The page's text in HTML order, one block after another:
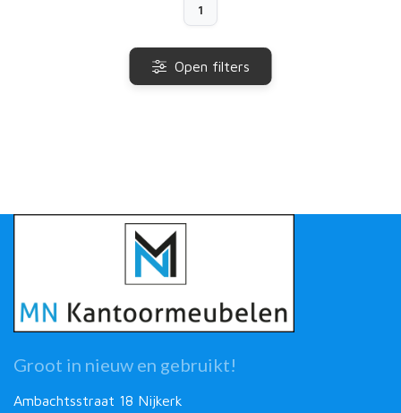
1
Open filters
Groot in nieuw en gebruikt!
Ambachtsstraat 18 Nijkerk